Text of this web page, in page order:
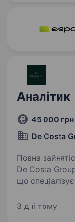
Аналітик
45 000 грн
De Costa
Повна
De Costa
що
Ми надаємо
3 дні тому